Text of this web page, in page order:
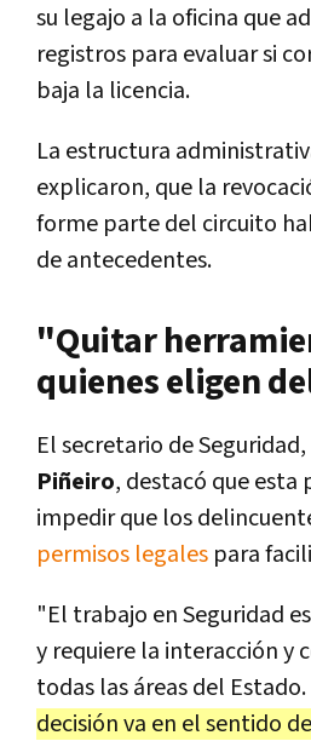
su legajo a la oficina que
registros para evaluar si
baja la licencia.
La estructura
explicaron, que la
forme parte del circuito
de antecedentes.
"Quitar
quienes eligen
El secretario de Seguridad,
Piñeiro, destacó que
impedir que los
permisos legales para
"El trabajo en Seguridad
y requiere la interacción y
todas las áreas del
decisión va en el sentido de